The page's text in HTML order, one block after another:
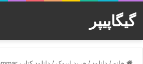
گیگاپیپر